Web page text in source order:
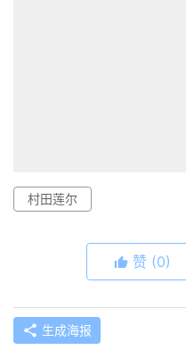
村田莲尔
赞 (0)
生成海报